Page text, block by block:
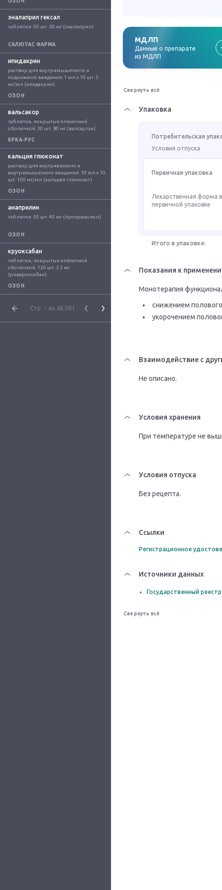
эналаприл гексал
таблетки: 50 шт. 20 мг (эналаприл)
САЛЮТАС ФАРМА
ипидакрин
раствор для внутримышечного и
подкожного введения: 1 мл x 10 шт. 5
мг/мл (ипидакрин)
ОЗОН
вальсакор
таблетки, покрытые плёночной
оболочкой: 30 шт. 80 мг (валсартан)
КРКА-РУС
кальция глюконат
раствор для внутривенного и
внутримышечного введения: 10 мл x 10
шт. 100 мг/мл (кальция глюконат)
ОЗОН
анаприлин
таблетки: 50 шт. 40 мг (пропранолол)
ОЗОН
круоксабан
таблетки, покрытые плёночной
оболочкой: 120 шт. 2.5 мг
(ривароксабан)
ОЗОН
Стр. 1 из 48 081
МДЛП
Данные о препарате
из МДЛП
Свернуть всё
Упаковка
Потребительская
Условия отпуска
Первичная упаковка
Лекарственная форма
первичной упаковке
Итого в упаковке:
Показания к
Монотерапия
снижением
укорочением
Взаимодействие с
Не описано.
Условия хранения
При температуре не
Условия отпуска
Без рецепта.
Ссылки
Регистрационное
Источники данных
Государственный
Свернуть всё